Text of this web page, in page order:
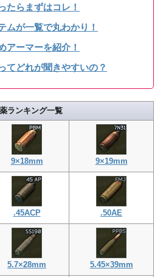
たらまずはコレ！
ムが一覧で丸わかり！
アーマーを紹介！
てどれが聞きやすいの？
ランキング一覧
9×18mm 9×19mm
.45ACP .50AE
5.7×28mm 5.45×39mm